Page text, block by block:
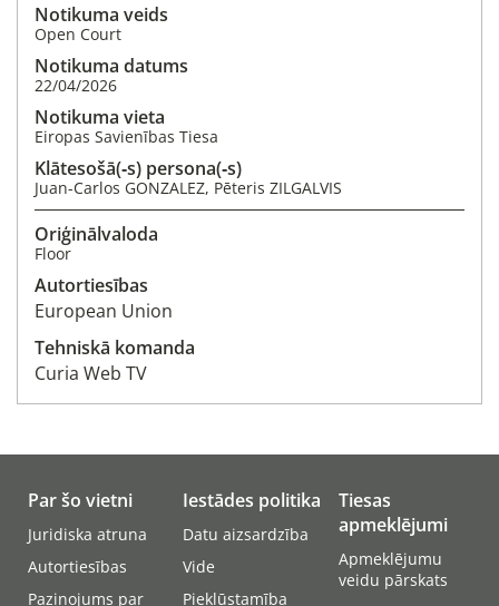
Notikuma veids
Open Court
Notikuma datums
22/04/2026
Notikuma vieta
Eiropas Savienības Tiesa
Klātesošā(‑s) persona(‑s)
Juan-Carlos GONZALEZ, Pēteris ZILGALVIS
Oriģinālvaloda
Floor
Autortiesības
European Union
Tehniskā komanda
Curia Web TV
Par šo vietni
Juridiska atruna
Autortiesības
Paziņojums par
Iestādes politika
Datu aizsardzība
Vide
Piekļūstamība
Tiesas
apmeklējumi
Apmeklējumu
veidu pārskats